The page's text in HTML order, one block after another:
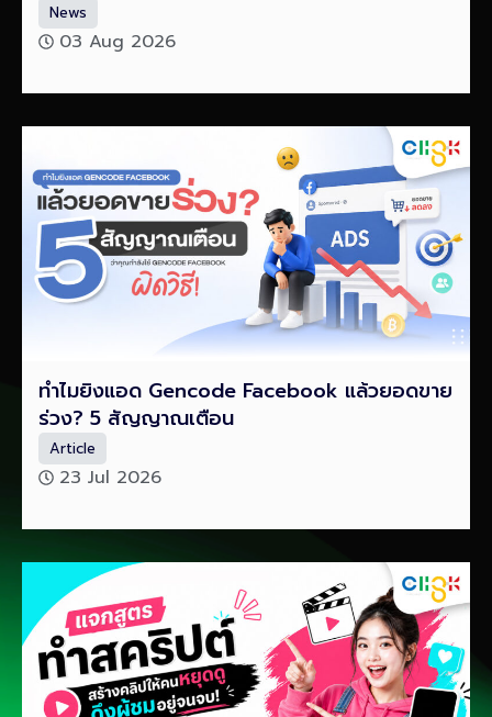
News
03 Aug 2026
ทำไมยิงแอด Gencode Facebook แล้วยอดขาย
ร่วง? 5 สัญญาณเตือน
Article
23 Jul 2026